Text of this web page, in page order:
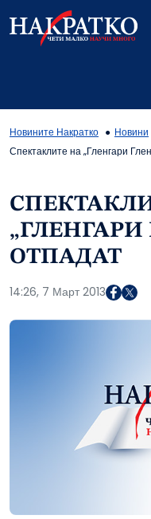
Новините Накратко Новини
Спектаклите на „Гленгари
„ГЛЕНГАРИ
ОТПАДАТ
14:26, 7 Март 2013